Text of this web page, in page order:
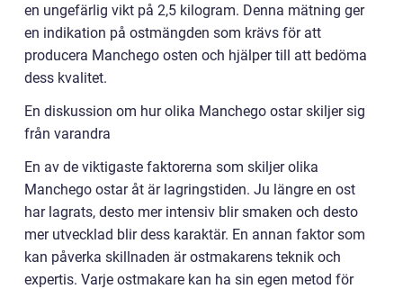
en ungefärlig vikt på 2,5 kilogram. Denna mätning ger
en indikation på ostmängden som krävs för att
producera Manchego osten och hjälper till att bedöma
dess kvalitet.
En diskussion om hur olika Manchego ostar skiljer sig
från varandra
En av de viktigaste faktorerna som skiljer olika
Manchego ostar åt är lagringstiden. Ju längre en ost
har lagrats, desto mer intensiv blir smaken och desto
mer utvecklad blir dess karaktär. En annan faktor som
kan påverka skillnaden är ostmakarens teknik och
expertis. Varje ostmakare kan ha sin egen metod för